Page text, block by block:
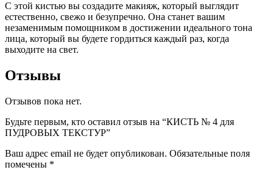
С этой кистью вы создадите макияж, который выглядит
естественно, свежо и безупречно. Она станет вашим
незаменимым помощником в достижении идеального тона
лица, который вы будете гордиться каждый раз, когда
выходите на свет.
Отзывы
Отзывов пока нет.
Будьте первым, кто оставил отзыв на “КИСТЬ № 4 для
ПУДРОВЫХ ТЕКСТУР”
Ваш адрес email не будет опубликован. Обязательные поля
помечены *